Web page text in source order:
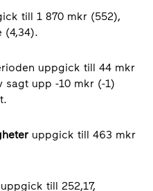
till 1 870 mkr (552),
(4,34).
uppgick till 44 mkr
sagt upp -10 mkr (-1)
uppgick till 463 mkr
uppgick till 252,17,